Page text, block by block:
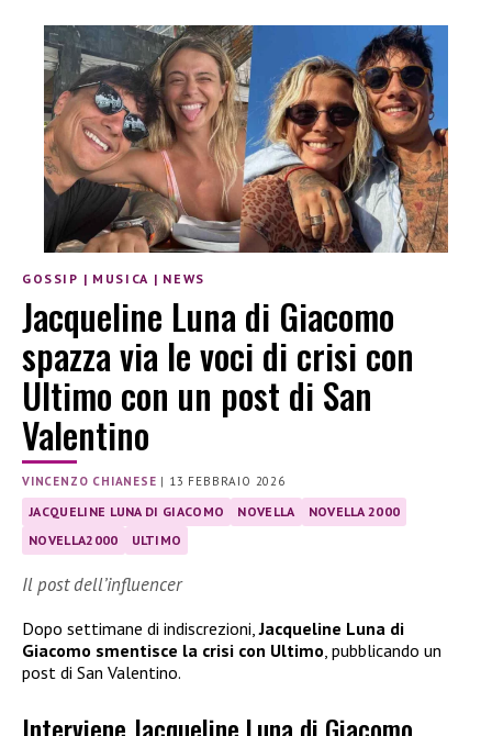
GOSSIP | MUSICA | NEWS
Jacqueline Luna di Giacomo
spazza via le voci di crisi con
Ultimo con un post di San
Valentino
VINCENZO CHIANESE | 13 FEBBRAIO 2026
JACQUELINE LUNA DI GIACOMO NOVELLA
NOVELLA 2000
NOVELLA2000
ULTIMO
Il post dell’influencer
Dopo settimane di indiscrezioni,Jacqueline Luna di
Giacomo smentisce la crisi con Ultimo, pubblicando un
post di San Valentino.
Interviene Jacqueline Luna di Giacomo